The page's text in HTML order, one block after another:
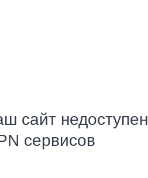
сайт недоступен
сервисов